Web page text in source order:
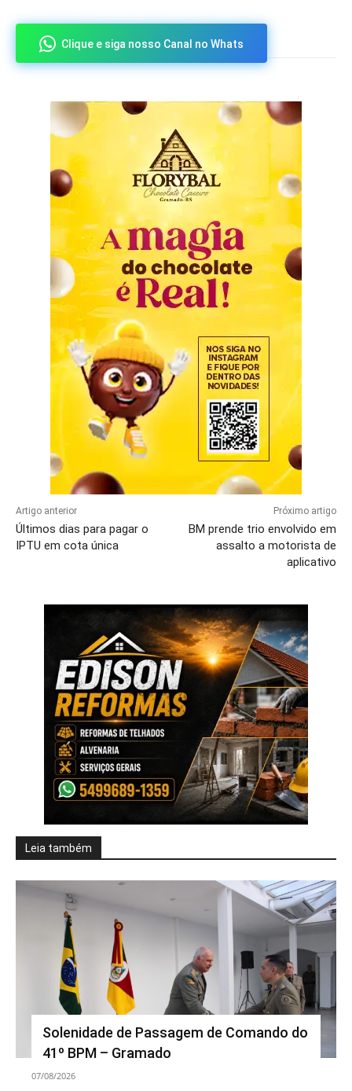
Clique e siga nosso Canal no Whats
Artigo anterior
Últimos dias para pagar o
IPTU em cota única
Próximo artigo
BM prende trio envolvido em
assalto a motorista de
aplicativo
Leia também
Solenidade de Passagem de Comando do
41º BPM – Gramado
07/08/2026